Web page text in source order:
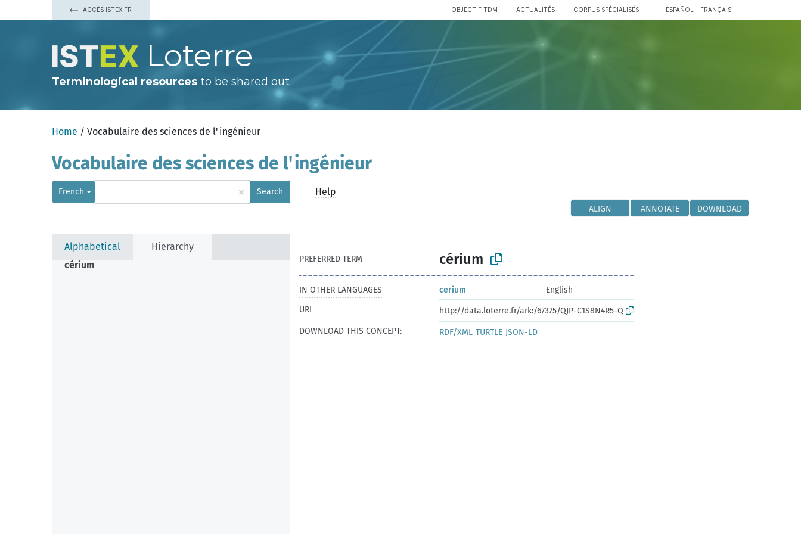
ACCÈS ISTEX.FR OBJECTIF TDM ACTUALITÉS CORPUS SPÉCIALISÉS ESPAÑOL FRANÇAIS
Loterre
Terminological resources to be shared out
Home / Vocabulaire des sciences de l'ingénieur
Vocabulaire des sciences de l'ingénieur
French × Search Help
ALIGN ANNOTATE DOWNLOAD
Alphabetical
Hierarchy
cérium
PREFERRED TERM cérium
IN OTHER LANGUAGES cerium
English
URI
http://data.loterre.fr/ark:/67375/QJP-C1S8N4R5-Q
DOWNLOAD THIS CONCEPT:
RDF/XML TURTLE JSON-LD